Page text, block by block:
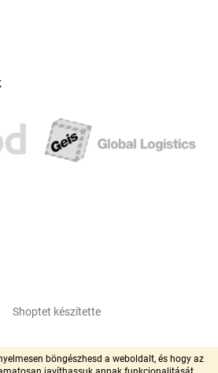
böngészhesd a weboldalt, és hogy az
Shoptet készítette
centrum.hu. Minden jog fenntartva.